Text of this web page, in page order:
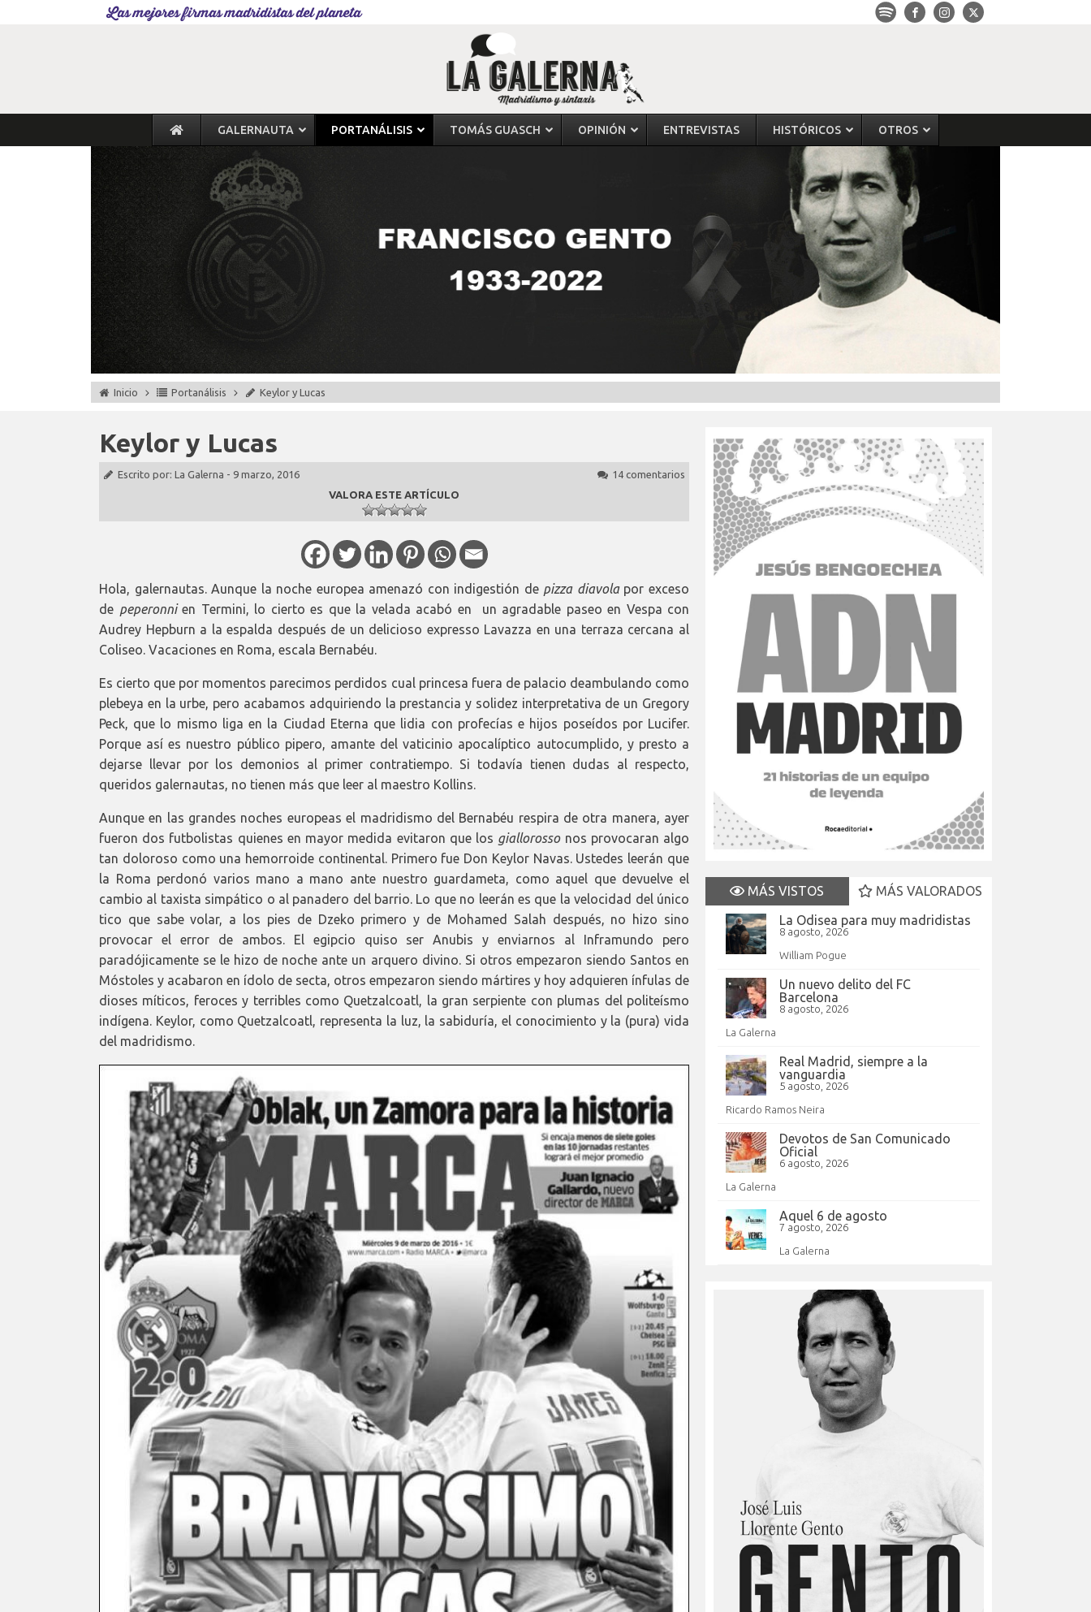
Las mejores firmas madridistas del planeta
GALERNAUTA PORTANÁLISIS TOMÁS GUASCH OPINIÓN ENTREVISTAS HISTÓRICOS OTROS
Inicio Portanálisis Keylor y Lucas
Keylor y Lucas
Escrito por: La Galerna - 9 marzo, 2016
14 comentarios
VALORA ESTE ARTÍCULO
Hola, galernautas. Aunque la noche europea amenazó con indigestión de pizza diavolapor exceso
de peperonnien Termini, lo cierto es que la velada acabó en un agradable paseo en Vespa con
Audrey Hepburn a la espalda después de un delicioso expresso Lavazza en una terraza cercana al
Coliseo. Vacaciones en Roma, escala Bernabéu.
Es cierto que por momentos parecimos perdidos cual princesa fuera de palacio deambulando como
plebeya en la urbe, pero acabamos adquiriendo la prestancia y solidez interpretativa de un Gregory
Peck, que lo mismo liga en la Ciudad Eterna que lidia con profecías e hijos poseídos por Lucifer.
Porque así es nuestro público pipero, amante del vaticinio apocalíptico autocumplido, y presto a
dejarse llevar por los demonios al primer contratiempo. Si todavía tienen dudas al respecto,
queridos galernautas, no tienen más que leer al maestro Kollins.
Aunque en las grandes noches europeas el madridismo del Bernabéu respira de otra manera, ayer
fueron dos futbolistas quienes en mayor medida evitaron que los giallorosso nos provocaran algo
tan doloroso como una hemorroide continental. Primero fue Don Keylor Navas. Ustedes leerán que
la Roma perdonó varios mano a mano ante nuestro guardameta, como aquel que devuelve el
cambio al taxista simpático o al panadero del barrio. Lo que no leerán es que la velocidad del único
tico que sabe volar, a los pies de Dzeko primero y de Mohamed Salah después, no hizo sino
provocar el error de ambos. El egipcio quiso ser Anubis y enviarnos al Inframundo pero
paradójicamente se le hizo de noche ante un arquero divino. Si otros empezaron siendo Santos en
Móstoles y acabaron en ídolo de secta, otros empezaron siendo mártires y hoy adquieren ínfulas de
dioses míticos, feroces y terribles como Quetzalcoatl, la gran serpiente con plumas del politeísmo
indígena. Keylor, como Quetzalcoatl, representa la luz, la sabiduría, el conocimiento y la (pura) vida
del madridismo.
MÁS VISTOS
MÁS VALORADOS
La Odisea para muy madridistas
8 agosto, 2026
William Pogue
Un nuevo delito del FC
Barcelona
8 agosto, 2026
La Galerna
Real Madrid, siempre a la
vanguardia
5 agosto, 2026
Ricardo Ramos Neira
Devotos de San Comunicado
Oficial
6 agosto, 2026
La Galerna
Aquel 6 de agosto
7 agosto, 2026
La Galerna